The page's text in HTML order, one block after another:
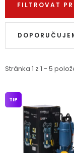
Reklamační
Obchodní
Podmínky
FILTROVAT
Výpis
Stránka 1 z 1 - 5
Řazení
TIP